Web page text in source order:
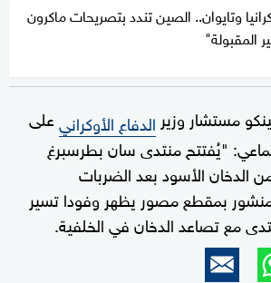
وتايوان.. الصين تندد بتصريحات ماكرون
المقبولة"
مستشار وزير الدفاع الأوكرانيعلى
"يُفتتح منتدى سان بطرسبرغ
الدخان الأسود بعد الضربات
بمقطع مصور يظهر وفودا تسير
مع تصاعد الدخان في الخلفية.